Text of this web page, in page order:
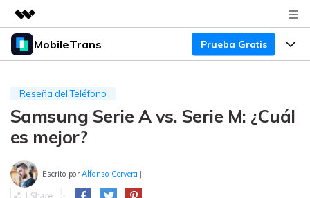
Productos destacados
Utilidades
Soluciones
Quiénes somos
Sala de prensa
Tienda
MobileTrans Prueba Gratis
Para Escritorio
Pasa datos de WhatsApp de
Android a iPhone o viceversa. Hace
Precios
Precios para Windows
Precios para Mac
Guía de Usuario
Blog
Reseña del Teléfono
Samsung Serie A vs. Serie M: ¿Cuál
es mejor?
Escrito porAlfonso Cervera |